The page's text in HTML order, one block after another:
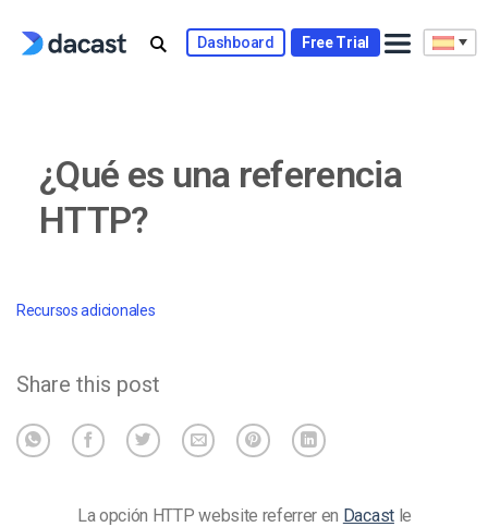
Dashboard Free Trial
¿Qué es una referencia
HTTP?
Recursos adicionales
Share this post
La opción HTTP website referrer en Dacastle